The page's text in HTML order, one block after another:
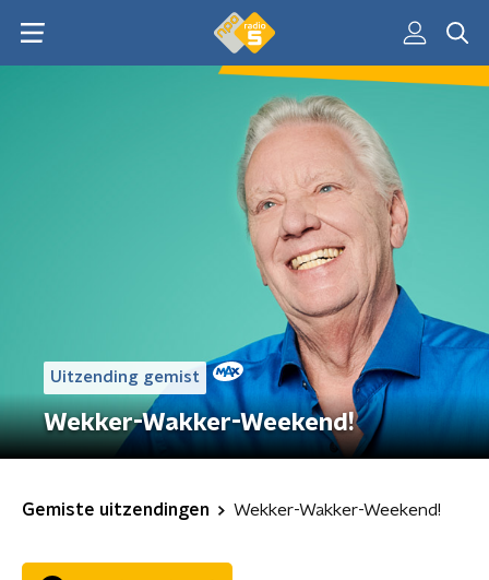
Uitzending gemist
Wekker-Wakker-Weekend!
Gemiste uitzendingen Wekker-Wakker-Weekend!